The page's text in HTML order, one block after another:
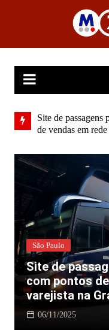
Linhas
para
Site de passagens
de vendas em
São Paulo
Site de
com pontos
varejista na
06/11/2025